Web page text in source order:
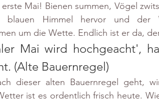
Mai! Bienen summen, Vögel
blauen Himmel hervor und der
um die Wette. Endlich ist er da,
Mai wird hochgeacht',
(Alte Bauernregel)
dieser alten Bauernregel geht,
ist es ordentlich frisch heute.